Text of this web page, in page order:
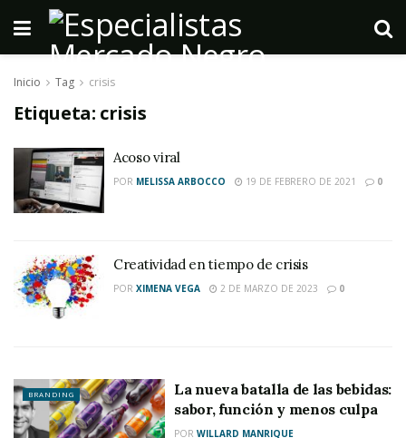
Inicio Tag crisis
Etiqueta: crisis
Acoso viral
POR MELISSA ARBOCCO 19 DE FEBRERO DE 2021 0
Creatividad en tiempo de crisis
POR XIMENA VEGA 2 DE MARZO DE 2023 0
BRANDING
La nueva batalla de las bebidas:
sabor, función y menos culpa
POR WILLARD MANRIQUE